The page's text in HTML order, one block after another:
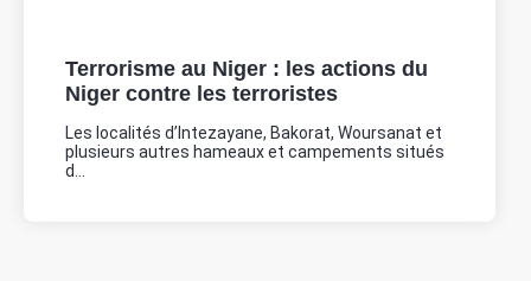
Terrorisme au Niger : les actions du
Niger contre les terroristes
Les localités d’Intezayane, Bakorat, Woursanat et
plusieurs autres hameaux et campements situés
d...